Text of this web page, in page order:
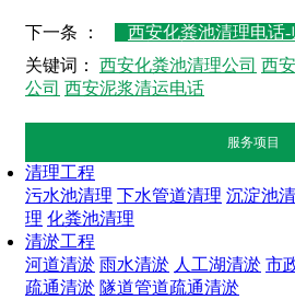
下一条 ：
西安化粪池清理电话-
关键词： 西安化粪池清理公司 西
公司 西安泥浆清运电话
服务项目
清理工程
污水池清理 下水管道清理 沉淀池
理 化粪池清理
清淤工程
河道清淤 雨水清淤 人工湖清淤 市
疏通清淤 隧道管道疏通清淤